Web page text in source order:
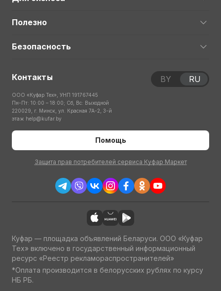
Полезно
Безопасность
Контакты
ООО «Куфар Тех», УНП 191767445
Пн-Пт: 10:00 – 18:00; Сб, Вс: Выходной
220029, г. Минск, ул. Красная 7А-2, 3-й
этаж help@kufar.by
Помощь
Защита прав потребителей сервиса Куфар Маркет
BY RU
Куфар — площадка объявлений Беларуси. ООО «Куфар
Тех» включено в государственный информационный
ресурс «Реестр рекламораспространителей»
*Оплата производится в белорусских рублях по курсу
НБ РБ.